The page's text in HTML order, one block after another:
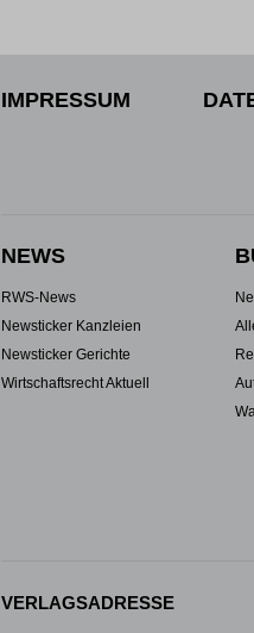
IMPRESSUM
NEWS
RWS-News
Newsticker Kanzleien
Newsticker Gerichte
Wirtschaftsrecht Aktuell
VERLAGSADRESSE